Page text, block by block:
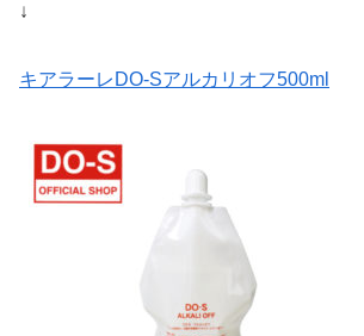
↓
キアラーレDO-Sアルカリオフ500ml